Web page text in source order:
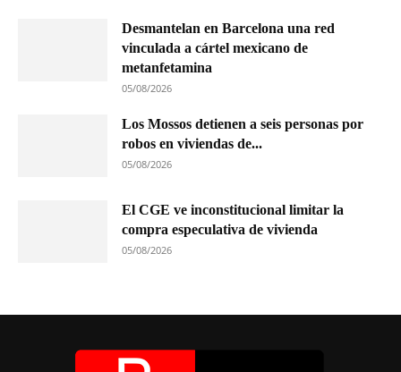
Desmantelan en Barcelona una red
vinculada a cártel mexicano de
metanfetamina
05/08/2026
Los Mossos detienen a seis personas por
robos en viviendas de...
05/08/2026
El CGE ve inconstitucional limitar la
compra especulativa de vivienda
05/08/2026